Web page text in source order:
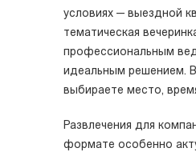
условиях — выездной
тематическая
профессиональным
идеальным решением.
выбираете место,
Развлечения для
формате особенно